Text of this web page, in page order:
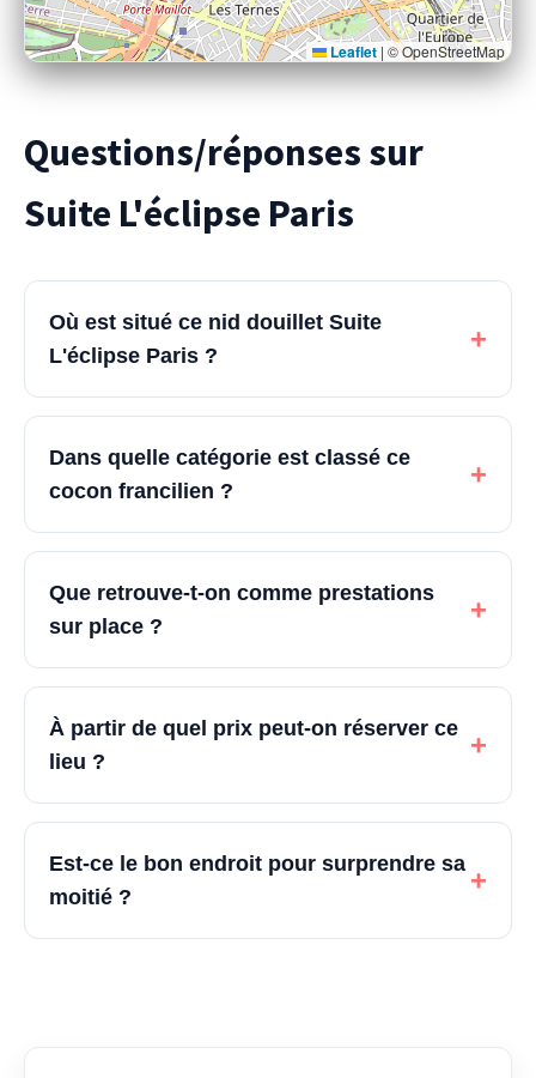
Leaflet | © OpenStreetMap
Questions/réponses sur
Suite L'éclipse Paris
Où est situé ce nid douillet Suite
L'éclipse Paris ?
+
Dans quelle catégorie est classé ce
cocon francilien ?
+
Que retrouve-t-on comme prestations
sur place ?
+
À partir de quel prix peut-on réserver ce
lieu ?
+
Est-ce le bon endroit pour surprendre sa
moitié ?
+